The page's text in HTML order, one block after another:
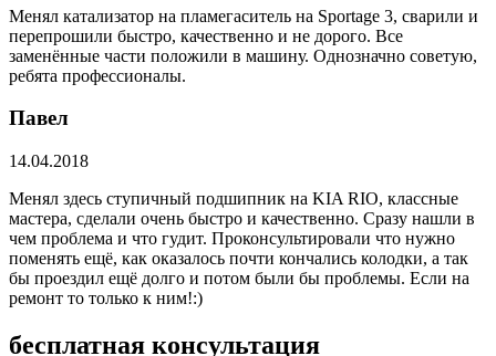
Менял катализатор на пламегаситель на Sportage 3, сварили и
перепрошили быстро, качественно и не дорого. Все
заменённые части положили в машину. Однозначно советую,
ребята профессионалы.
Павел
14.04.2018
Менял здесь ступичный подшипник на KIA RIO, классные
мастера, сделали очень быстро и качественно. Сразу нашли в
чем проблема и что гудит. Проконсультировали что нужно
поменять ещё, как оказалось почти кончались колодки, а так
бы проездил ещё долго и потом были бы проблемы. Если на
ремонт то только к ним!:)
бесплатная консультация